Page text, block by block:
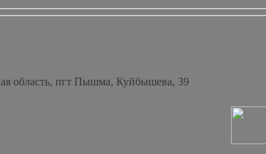
область, пгт Пышма, Куйбышева, 39